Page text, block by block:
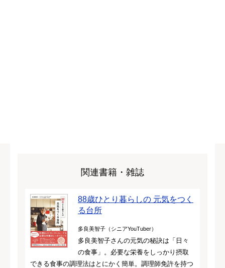
関連書籍・雑誌
88歳ひとり暮らしの 元気をつく
る台所
多良美智子（シニアYouTuber）
多良美智子さんの元気の秘訣は「日々
の食事」。必要な栄養をしっかり摂取
できる食事の調理法はとにかく簡単。調理師免許を持つ